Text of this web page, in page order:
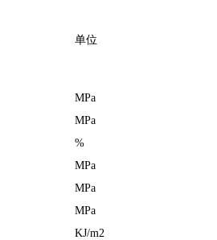
单位
MPa
MPa
%
MPa
MPa
MPa
KJ/m2